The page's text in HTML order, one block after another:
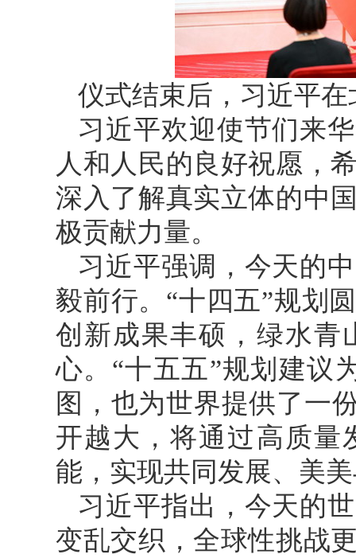
仪式结束后，习近平
习近平欢迎使节们来
人和人民的良好祝愿，
深入了解真实立体的中
极贡献力量。
习近平强调，今天的
毅前行。“十四五”规划
创新成果丰硕，绿水青
心。“十五五”规划建议
图，也为世界提供了一
开越大，将通过高质量
能，实现共同发展、美
习近平指出，今天的
变乱交织，全球性挑战